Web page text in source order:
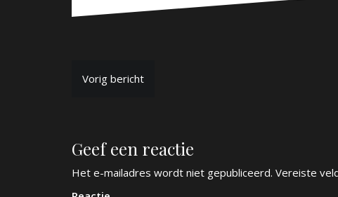
B
i
c
Vorig bericht
Geef een reactie
Het e-mailadres wordt niet gepubliceerd. Vereiste